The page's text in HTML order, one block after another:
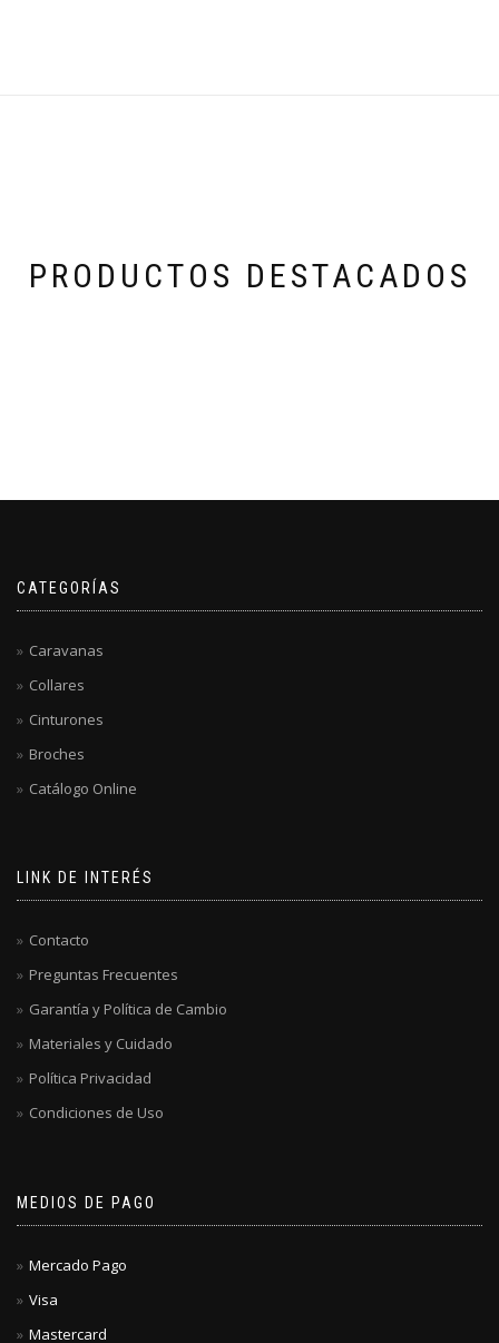
PRODUCTOS DESTACADOS
CATEGORÍAS
Caravanas
Collares
Cinturones
Broches
Catálogo Online
LINK DE INTERÉS
Contacto
Preguntas Frecuentes
Garantía y Política de Cambio
Materiales y Cuidado
Política Privacidad
Condiciones de Uso
MEDIOS DE PAGO
Mercado Pago
Visa
Mastercard